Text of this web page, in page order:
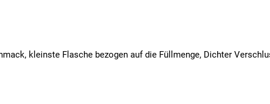
kleinste Flasche bezogen auf die Füllmenge, Dichter